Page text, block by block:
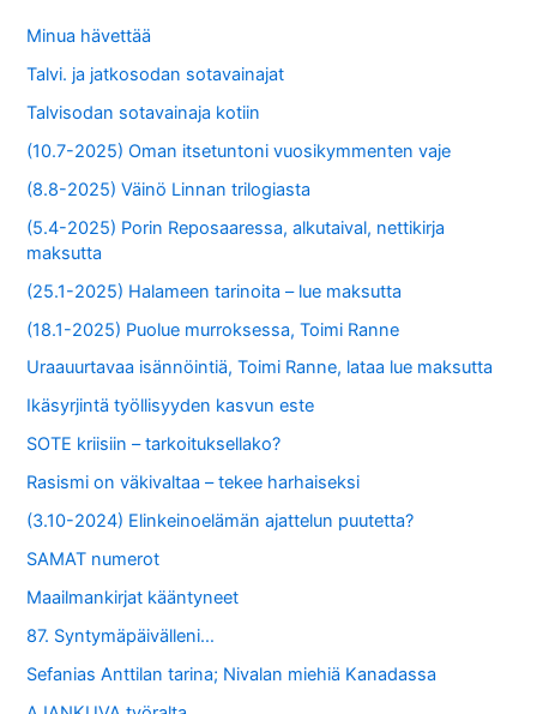
Minua hävettää
Talvi. ja jatkosodan sotavainajat
Talvisodan sotavainaja kotiin
(10.7-2025) Oman itsetuntoni vuosikymmenten vaje
(8.8-2025) Väinö Linnan trilogiasta
(5.4-2025) Porin Reposaaressa, alkutaival, nettikirja
maksutta
(25.1-2025) Halameen tarinoita – lue maksutta
(18.1-2025) Puolue murroksessa, Toimi Ranne
Uraauurtavaa isännöintiä, Toimi Ranne, lataa lue maksutta
Ikäsyrjintä työllisyyden kasvun este
SOTE kriisiin – tarkoituksellako?
Rasismi on väkivaltaa – tekee harhaiseksi
(3.10-2024) Elinkeinoelämän ajattelun puutetta?
SAMAT numerot
Maailmankirjat kääntyneet
87. Syntymäpäivälleni…
Sefanias Anttilan tarina; Nivalan miehiä Kanadassa